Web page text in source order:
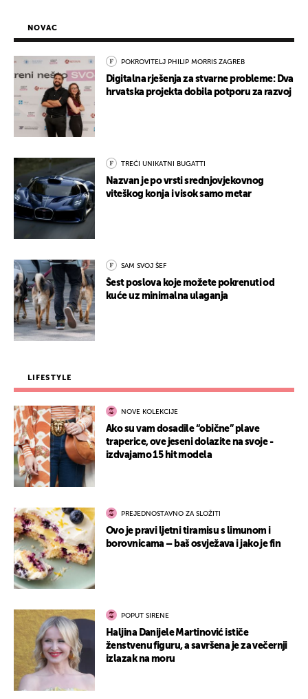
NOVAC
POKROVITELJ PHILIP MORRIS ZAGREB
Digitalna rješenja za stvarne probleme: Dva
hrvatska projekta dobila potporu za razvoj
TREĆI UNIKATNI BUGATTI
Nazvan je po vrsti srednjovjekovnog
viteškog konja i visok samo metar
SAM SVOJ ŠEF
Šest poslova koje možete pokrenuti od
kuće uz minimalna ulaganja
LIFESTYLE
NOVE KOLEKCIJE
Ako su vam dosadile “obične” plave
traperice, ove jeseni dolazite na svoje -
izdvajamo 15 hit modela
PREJEDNOSTAVNO ZA SLOŽITI
Ovo je pravi ljetni tiramisu s limunom i
borovnicama – baš osvježava i jako je fin
POPUT SIRENE
Haljina Danijele Martinović ističe
ženstvenu figuru, a savršena je za večernji
izlazak na moru